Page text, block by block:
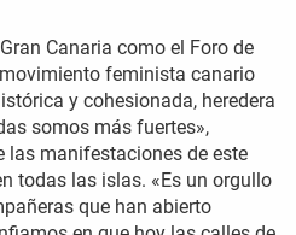
Canaria como el Foro de
feminista canario
y cohesionada, heredera
somos más fuertes»,
las manifestaciones de este
todas las islas. «Es un orgullo
que han abierto